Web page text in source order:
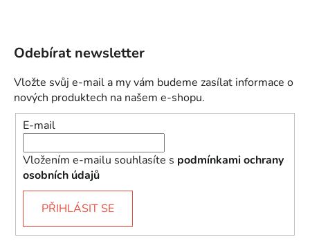
Odebírat newsletter
Vložte svůj e-mail a my vám budeme zasílat informace o
nových produktech na našem e-shopu.
E-mail
Vložením e-mailu souhlasíte s podmínkami ochrany
osobních údajů
PŘIHLÁSIT SE